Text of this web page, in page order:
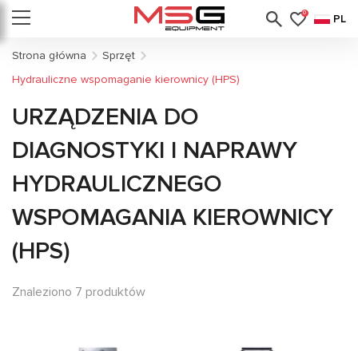
0 PL
Strona główna
Sprzęt
Hydrauliczne wspomaganie kierownicy (HPS)
URZĄDZENIA DO
DIAGNOSTYKI I NAPRAWY
HYDRAULICZNEGO
WSPOMAGANIA KIEROWNICY
(HPS)
Znaleziono 7 produktów